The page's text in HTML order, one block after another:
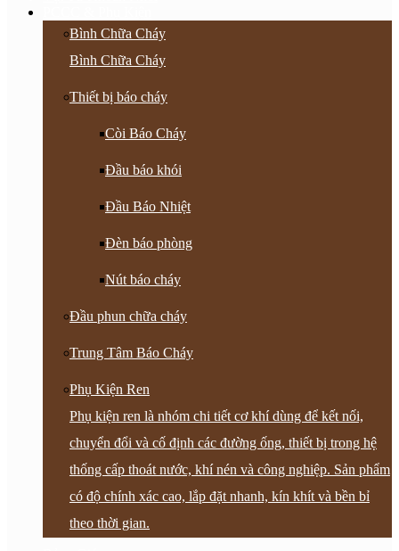
Bình Chữa Cháy
Bình Chữa Cháy
Thiết bị báo cháy
Còi Báo Cháy
Đầu báo khói
Đầu Báo Nhiệt
Đèn báo phòng
Nút báo cháy
Đầu phun chữa cháy
Trung Tâm Báo Cháy
Phụ Kiện Ren
Phụ kiện ren là nhóm chi tiết cơ khí dùng để kết nối,
chuyển đổi và cố định các đường ống, thiết bị trong hệ
thống cấp thoát nước, khí nén và công nghiệp. Sản phẩm
có độ chính xác cao, lắp đặt nhanh, kín khít và bền bỉ
theo thời gian.